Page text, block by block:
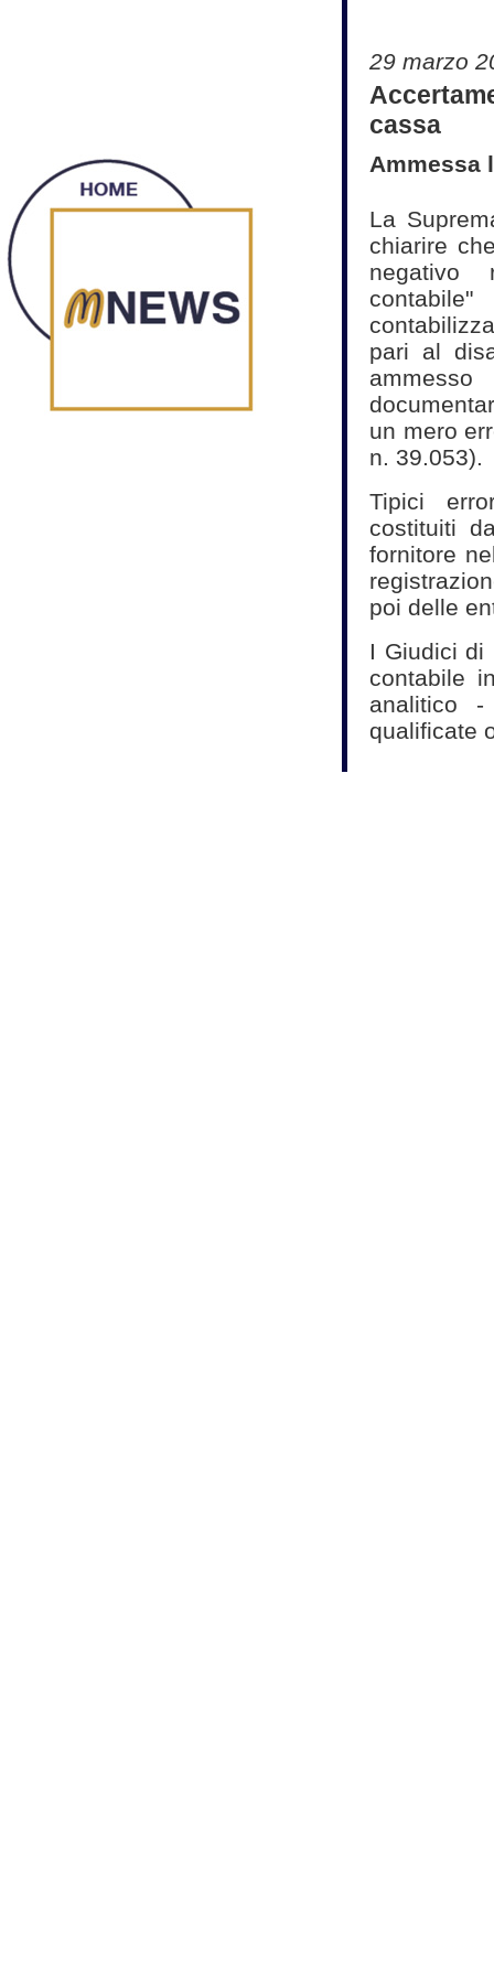
29 marzo
cassa
Ammessa
La
chiarire
negativo
pari al
un mero
n. 39.053).
Tipici
costituiti
fornitore
poi delle
I Giudici di
contabile
analitico -
qualificate